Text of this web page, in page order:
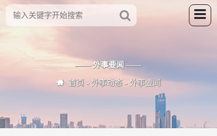
—— 外事要闻 ——
首页 外事动态 外事要闻